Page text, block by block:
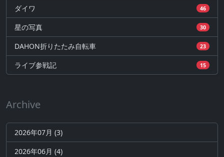
ダイワ 46
星の写真 30
DAHON折りたたみ自転車 23
ライブ参戦記 15
Archive
2026年07月 (3)
2026年06月 (4)